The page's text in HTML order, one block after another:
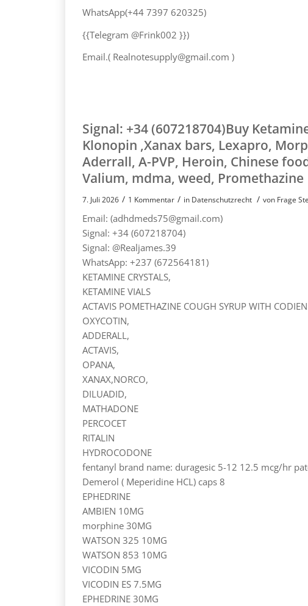
WhatsApp(+44 7397 620325)
{{Telegram @Frink002 }})
Email.( Realnotesupply@gmail.com )
Signal: +34 (607218704)Buy
Klonopin ,Xanax bars, Lexapro,
Aderrall, A-PVP, Heroin, Chinese
Valium, mdma, weed, Promethazine
7. Juli 2026 / 1 Kommentar / in Datenschutzrecht / von Frage
Email: (adhdmeds75@gmail.com)
Signal: +34 (607218704)
Signal: @Realjames.39
WhatsApp: +237 (672564181)
KETAMINE CRYSTALS,
KETAMINE VIALS
ACTAVIS POMETHAZINE COUGH SYRUP WITH
OXYCOTIN,
ADDERALL,
ACTAVIS,
OPANA,
XANAX,NORCO,
DILUADID,
MATHADONE
PERCOCET
RITALIN
HYDROCODONE
fentanyl brand name: duragesic 5-12 12.5 mcg/hr
Demerol ( Meperidine HCL) caps 8
EPHEDRINE
AMBIEN 10MG
morphine 30MG
WATSON 325 10MG
WATSON 853 10MG
VICODIN 5MG
VICODIN ES 7.5MG
EPHEDRINE 30MG